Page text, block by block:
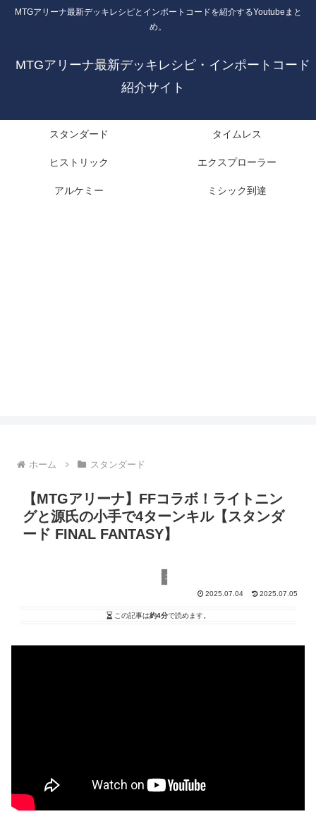
MTGアリーナ最新デッキレシピとインポートコードを紹介するYoutubeまと
め。
MTGアリーナ最新デッキレシピ・インポートコード
紹介サイト
スタンダード タイムレス
ヒストリック エクスプローラー
アルケミー ミシック到達
ホーム スタンダード
【MTGアリーナ】FFコラボ！ライトニン
グと源氏の小手で4ターンキル【スタンダ
ード FINAL FANTASY】
スタンダード
2025.07.04 2025.07.05
この記事は約4分で読めます。